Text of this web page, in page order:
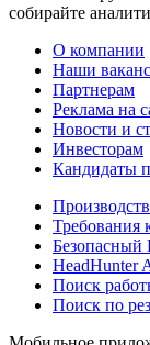
собирайте
О компании
Наши
Партнерам
Реклама на
Новости и
Инвесторам
Кандидаты
Требования
Безопасный
HeadHunter
Поиск
Поиск по